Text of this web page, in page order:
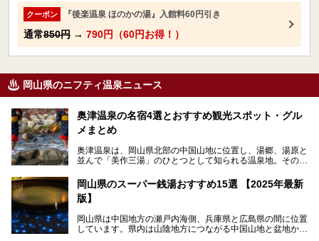
クーポン 『後楽温泉 ほのかの湯』入館料60円引き
通常850円 → 790円（60円お得！）
岡山県のニフティ温泉ニュース
奥津温泉の名宿4選とおすすめ観光スポット・グル
メまとめ
奥津温泉は、岡山県北部の中国山地に位置し、湯郷、湯原と
並んで「美作三湯」のひとつとして知られる温泉地。その泉
す。
この記事では、奥津温泉で宿泊におすすめの宿、観光スポッ
を存分に味わい、癒しの旅を楽しんでくださいね。
岡山県のスーパー銭湯おすすめ15選 【2025年最新
版】
岡山県は中国地方の瀬戸内海側、兵庫県と広島県の間に位置
しています。県内は山陰地方につながる中国山地と盆地から